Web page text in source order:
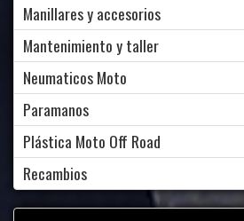
Manillares y accesorios
Mantenimiento y taller
Neumaticos Moto
Paramanos
Plástica Moto Off Road
Recambios